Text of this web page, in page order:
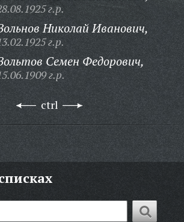
г.р.
Николай Иванович,
г.р.
Семен Федорович,
г.р.
ctrl